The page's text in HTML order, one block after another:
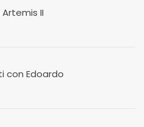
II
con Edoardo